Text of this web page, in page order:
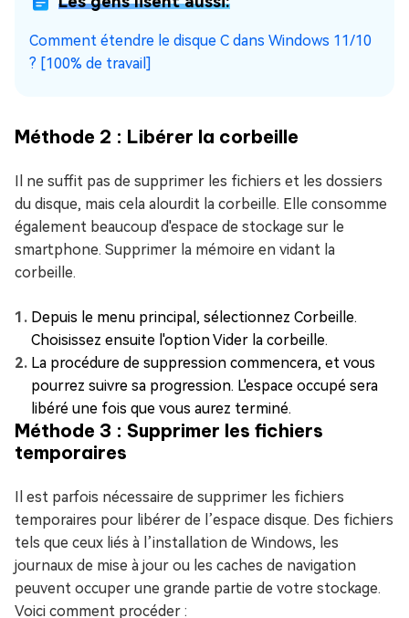
Comment étendre le disque C dans Windows 11/10
? [100% de travail]
Méthode 2 : Libérer la corbeille
Il ne suffit pas de supprimer les fichiers et les dossiers
du disque, mais cela alourdit la corbeille. Elle consomme
également beaucoup d'espace de stockage sur le
smartphone. Supprimer la mémoire en vidant la
corbeille.
Depuis le menu principal, sélectionnez Corbeille.
Choisissez ensuite l'option Vider la corbeille.
La procédure de suppression commencera, et vous
pourrez suivre sa progression. L'espace occupé sera
libéré une fois que vous aurez terminé.
Méthode 3 : Supprimer les fichiers
temporaires
Il est parfois nécessaire de supprimer les fichiers
temporaires pour libérer de l’espace disque. Des fichiers
tels que ceux liés à l’installation de Windows, les
journaux de mise à jour ou les caches de navigation
peuvent occuper une grande partie de votre stockage.
Voici comment procéder :